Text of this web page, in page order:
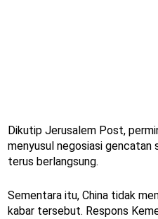
Dikutip Jerusalem Post,
menyusul negosiasi gencatan
terus berlangsung.
Sementara itu, China tidak
kabar tersebut. Respons